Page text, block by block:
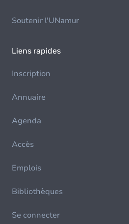
Soutenir l'UNamur
Liens rapides
Inscription
Annuaire
Agenda
Accès
Emplois
Bibliothèques
Se connecter